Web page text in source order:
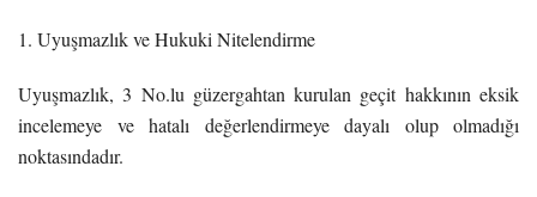
1. Uyuşmazlık ve Hukuki Nitelendirme
Uyuşmazlık, 3 No.lu güzergahtan kurulan geçit hakkının eksik
incelemeye ve hatalı değerlendirmeye dayalı olup olmadığı
noktasındadır.